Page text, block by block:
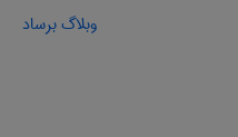
وبلاگ برساد